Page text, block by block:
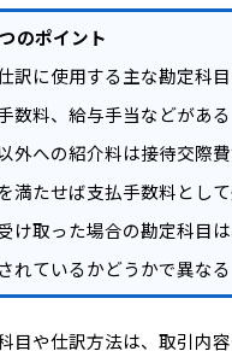
のポイント
訳に使用する主な勘定科
数料、給与手当などがある
外への紹介料は接待交際
満たせば支払手数料とし
け取った場合の勘定科目
れているかどうかで異なる
目や仕訳方法は、取引内